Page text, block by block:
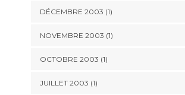
DÉCEMBRE 2003 (1)
NOVEMBRE 2003 (1)
OCTOBRE 2003 (1)
JUILLET 2003 (1)